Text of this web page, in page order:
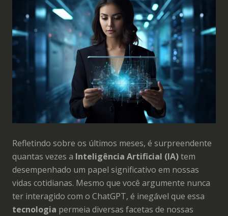
Refletindo sobre os últimos meses, é surpreendente
quantas vezes a Inteligência Artificial (IA)tem
desempenhado um papel significativo em nossas
vidas cotidianas. Mesmo que você argumente nunca
ter interagido com o ChatGPT, é inegável que essa
tecnologia permeia diversas facetas de nossas